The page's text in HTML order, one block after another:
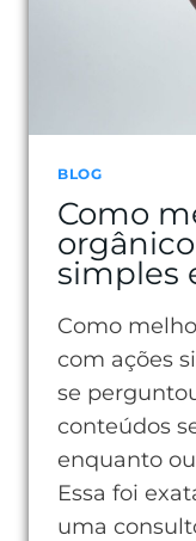
SUA
BLOG
Como
simples
Como
com ações
se
conteúdos
enquanto
Essa foi
uma